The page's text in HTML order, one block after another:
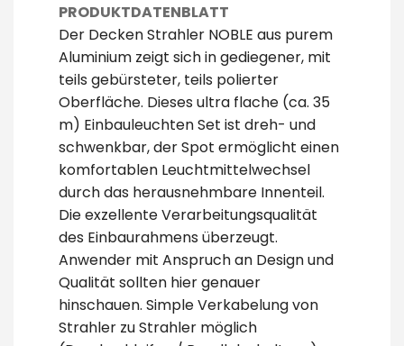
PRODUKTDATENBLATT
Der Decken Strahler NOBLE aus purem
Aluminium zeigt sich in gediegener, mit
teils gebürsteter, teils polierter
Oberfläche. Dieses ultra flache (ca. 35
m) Einbauleuchten Set ist dreh- und
schwenkbar, der Spot ermöglicht einen
komfortablen Leuchtmittelwechsel
durch das herausnehmbare Innenteil.
Die exzellente Verarbeitungsqualität
des Einbaurahmens überzeugt.
Anwender mit Anspruch an Design und
Qualität sollten hier genauer
hinschauen. Simple Verkabelung von
Strahler zu Strahler möglich